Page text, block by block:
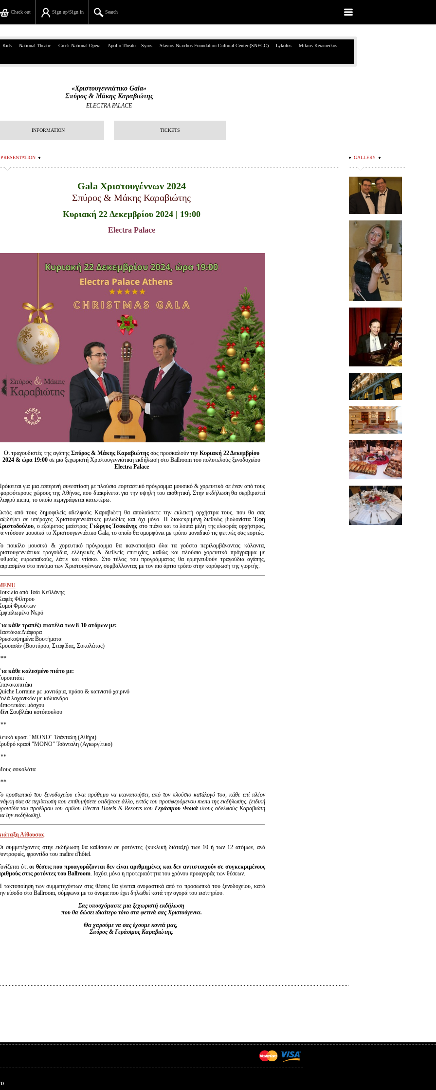
Search
Sign up/Sign in
Check out
39, Panepistimiou Str, Athens
Search
Sign up/Sign in
Check out
Information
Είσοδος διαχειριστή
Kids National Theatre Greek National Opera Apollo Theater - Syros Stavros Niarchos Foundation Cultural Center (SNFCC) Lykofos Mikros Kerameikos
«Χριστουγεννιάτικο Gala»
Σπύρος & Μάκης Καραβιώτης
ELECTRA PALACE
INFORMATION TICKETS
PRESENTATION
Gala Χριστουγέννων 2024
Σπύρος & Μάκης Καραβιώτης
Κυριακή 22 Δεκεμβρίου 2024 | 19:00
Electra Palace
Οι τραγουδιστές της αγάπης Σπύρος & Μάκης Καραβιώτηςσας προσκαλούν την Κυριακή 22 Δεκεμβρίου
2024 & ώρα 19:00 σε μια ξεχωριστή Χριστουγεννιάτικη εκδήλωση στο Ballroom του πολυτελούς ξενοδοχείου
Electra Palace
για μια εσπερινή συνεστίαση με πλούσιο εορταστικό πρόγραμμα μουσικό & χορευτικό σε έναν από τους
χώρους της Αθήνας, που διακρίνεται για την υψηλή του αισθητική. Στην εκδήλωση θα σερβιριστεί
menu, το οποίο περιγράφεται κατωτέρω.
από τους δημοφιλείς αδελφούς Καραβιώτη θα απολαύσετε την εκλεκτή ορχήστρα τους, που θα σας
σε υπέροχες Χριστουγεννιάτικες μελωδίες και όχι μόνο. Η διακεκριμένη διεθνώς βιολονίσταΈφη
, ο εξαίρετος μαέστρος Γιώργος Τσοκάνης στο πιάνο και τα λοιπά μέλη της ελαφράς ορχήστρας,
ντύσουν μουσικά το Χριστουγεννιάτικο Gala, το οποίο θα ομορφύνει με τρόπο μοναδικό τις φετινές σας εορτές.
ποικίλο μουσικό & χορευτικό πρόγραμμα θα ικανοποιήσει όλα τα γούστα περιλαμβάνοντας κάλαντα,
τραγούδια, ελληνικές & διεθνείς επιτυχίες, καθώς και πλούσιο χορευτικό πρόγραμμα με
ευρωπαϊκούς, λάτιν και ντίσκο. Στο τέλος του προγράμματος θα ερμηνευθούν τραγούδια αγάπης,
στο πνεύμα των Χριστουγέννων, συμβάλλοντας με τον πιο άρτιο τρόπο στην κορύφωση της γιορτής.
από Τσάι Κεϋλάνης
Φίλτρου
Φρούτων
Νερό
κάθε τραπέζι πιατέλα των 8-10 ατόμων με:
Διάφορα
Βουτήματα
(Βουτύρου, Σταφίδας, Σοκολάτας)
κάθε καλεσμένο πιάτο με:
Lorraine με μανιτάρια, πράσο & καπνιστό χοιρινό
λαχανικών με κόλιανδρο
μόσχου
Σουβλάκι κοτόπουλου
κρασί "ΜΟΝΟ" Τσάνταλη (Αθήρι)
κρασί "ΜΟΝΟ" Τσάνταλη (Αγιωργίτικο)
σοκολάτα
προσωπικό του ξενοδοχείου είναι πρόθυμο να ικανοποιήσει, από τον πλούσιο κατάλογό του, κάθε επί πλέον
σας σε περίπτωση που επιθυμήσετε οτιδήποτε άλλο, εκτός του προσφερόμενου menu της εκδήλωσης. (ειδική
του προέδρου του ομίλου Electra Hotels & Resorts κουΓεράσιμου Φωκά στους αδελφούς Καραβιώτη
την εκδήλωση).
Αίθουσας
συμμετέχοντες στην εκδήλωση θα καθίσουν σε ροτόντες (κυκλική διάταξη) των 10 ή των 12 ατόμων, ανά
φροντίδα του maître d'hôtel.
ότιοι θέσεις που προαγοράζονται δεν είναι αριθμημένες και δεν αντιστοιχούν σε συγκεκριμένους
στις ροτόντες του Ballroom. Ισχύει μόνο η προτεραιότητα του χρόνου προαγοράς των θέσεων.
τακτοποίηση των συμμετεχόντων στις θέσεις θα γίνεται ονομαστικά από το προσωπικό του ξενοδοχείου, κατά
είσοδο στο Ballroom, σύμφωνα με το όνομα που έχει δηλωθεί κατά την αγορά του εισιτηρίου.
Σας υποσχόμαστε μια ξεχωριστή εκδήλωση
που θα δώσει ιδιαίτερο τόνο στα φετινά σας Χριστούγεννα.
Θα χαρούμε να σας έχουμε κοντά μας,
Σπύρος & Γεράσιμος Καραβιώτης.
GALLERY